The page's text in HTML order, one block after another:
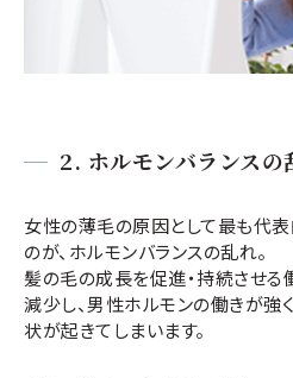
2. ホルモンバランスの
女性の薄毛の原因として最も代
のが、ホルモンバランスの乱れ。
髪の毛の成長を促進・持続させ
減少し、男性ホルモンの働きが強
状が起きてしまいます。